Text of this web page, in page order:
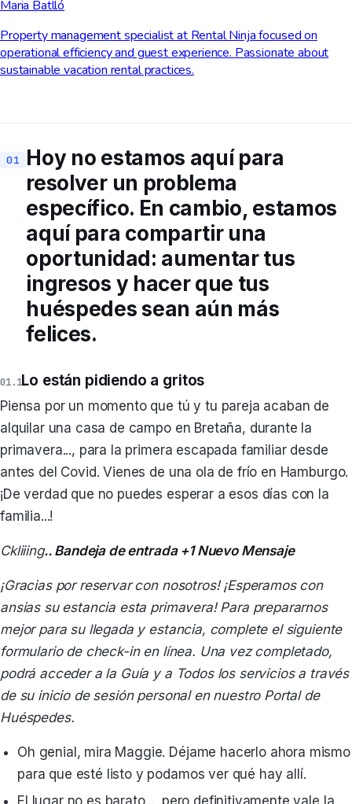
Maria Batlló
Property management specialist at Rental Ninja focused on
operational efficiency and guest experience. Passionate about
sustainable vacation rental practices.
Hoy no estamos aquí para
resolver un problema
específico. En cambio, estamos
aquí para compartir una
oportunidad: aumentar tus
ingresos y hacer que tus
huéspedes sean aún más
felices.
Lo están pidiendo a gritos
Piensa por un momento que tú y tu pareja acaban de
alquilar una casa de campo en Bretaña, durante la
primavera..., para la primera escapada familiar desde
antes del Covid. Vienes de una ola de frío en Hamburgo.
¡De verdad que no puedes esperar a esos días con la
familia...!
Ckliiing.. Bandeja de entrada +1 Nuevo Mensaje
¡Gracias por reservar con nosotros! ¡Esperamos con
ansias su estancia esta primavera! Para prepararnos
mejor para su llegada y estancia, complete el siguiente
formulario de check-in en línea. Una vez completado,
podrá acceder a la Guía y a Todos los servicios a través
de su inicio de sesión personal en nuestro Portal de
Huéspedes.
Oh genial, mira Maggie. Déjame hacerlo ahora mismo
para que esté listo y podamos ver qué hay allí.
El lugar no es barato..., pero definitivamente vale la